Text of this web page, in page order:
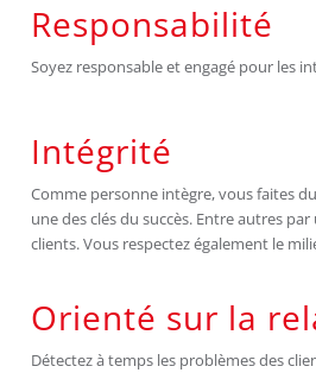
Responsabilité
Soyez responsable et engagé pour les
Intégrité
Comme personne intègre, vous faites
une des clés du succès. Entre autres
clients. Vous respectez également le
Orienté sur la
Détectez à temps les problèmes des